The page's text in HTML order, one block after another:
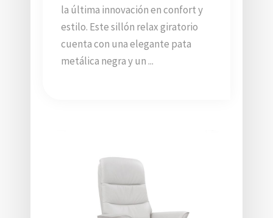
la última innovación en confort y
estilo. Este sillón relax giratorio
cuenta con una elegante pata
metálica negra y un ...